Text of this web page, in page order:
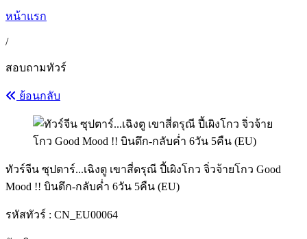
หน้าแรก
/
สอบถามทัวร์
ย้อนกลับ
ทัวร์จีน ซุปตาร์...เฉิงตู เขาสี่ดรุณี ปี้เผิงโกว จิ่วจ้ายโกว Good
Mood !! บินดึก-กลับค่ำ 6วัน 5คืน (EU)
รหัสทัวร์ : CN_EU00064